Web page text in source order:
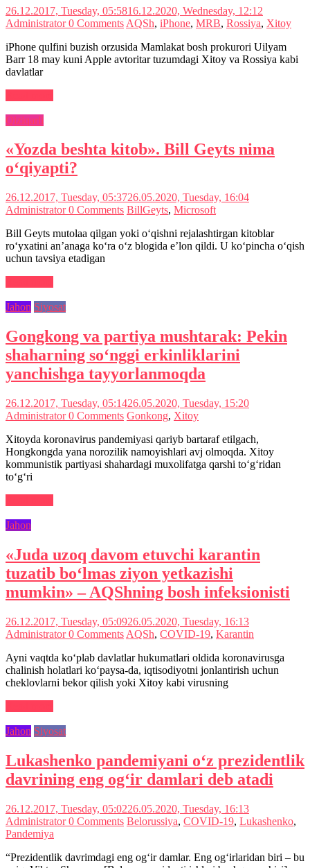
26.12.2017, Tuesday, 05:5816.12.2020, Wednesday, 12:12
Administrator0 Comments AQSh, iPhone, MRB, Rossiya, Xitoy
iPhone qulfini buzish orzusida Mamlakat bosh prokurori Uilyam
Barr 18 may kuni Apple avtoritar tuzumdagi Xitoy va Rossiya kabi
davlatlar
Qiziqarli
«Yozda beshta kitob». Bill Geyts nima
o‘qiyapti?
26.12.2017, Tuesday, 05:3726.05.2020, Tuesday, 16:04
Administrator0 Comments BillGeyts, Microsoft
Bill Geyts mutolaa qilgan yoki o‘qishni rejalashtirgan kitoblar
ro‘yxatini an’anaga ko‘ra o‘z blogida e’lon qildi. U ko‘pincha o‘qish
uchun tavsiya etadigan
Jahon Siyosat
Gongkong va partiya mushtarak: Pekin
shaharning so‘nggi erkinliklarini
yanchishga tayyorlanmoqda
26.12.2017, Tuesday, 05:1426.05.2020, Tuesday, 15:20
Administrator0 Comments Gonkong, Xitoy
Xitoyda koronavirus pandemiyasi qariyb bartaraf etilgach,
Hongkongda yana norozilik namoyishlari avj olmoqda. Xitoy
kommunistik partiyasi shahardagi muxolifatga qarshi to‘g‘ridan
to‘g‘ri
Jahon
«Juda uzoq davom etuvchi karantin
tuzatib bo‘lmas ziyon yetkazishi
mumkin» – AQShning bosh infeksionisti
26.12.2017, Tuesday, 05:0926.05.2020, Tuesday, 16:13
Administrator0 Comments AQSh, COVID-19, Karantin
Ayni vaqtda ko‘plab davlatlar hukumatlari oldida koronavirusga
chalinish holatlari ko‘paysa-da, iqtisodiyotni jonlantirish uchun
cheklovlarni bekor qilish yoki Xitoy kabi virusning
Jahon Siyosat
Lukashenko pandemiyani o‘z prezidentlik
davrining eng og‘ir damlari deb atadi
26.12.2017, Tuesday, 05:0226.05.2020, Tuesday, 16:13
Administrator0 Comments Belorussiya, COVID-19, Lukashenko,
Pandemiya
“Prezidentlik davrimdagi eng og‘ir damlar. Eng og‘irlaridan biri – bu